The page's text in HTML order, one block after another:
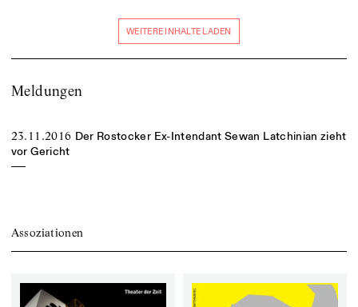
WEITERE INHALTE LADEN
Meldungen
23.11.2016 Der Rostocker Ex-Intendant Sewan Latchinian zieht
vor Gericht
Assoziationen